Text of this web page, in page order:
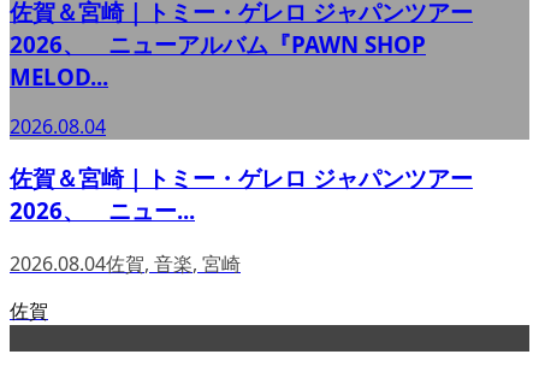
佐賀＆宮崎｜トミー・ゲレロ ジャパンツアー
2026、 ニューアルバム『PAWN SHOP
MELOD...
2026.08.04
佐賀＆宮崎｜トミー・ゲレロ ジャパンツアー
2026、 ニュー...
2026.08.04佐賀, 音楽, 宮崎
佐賀